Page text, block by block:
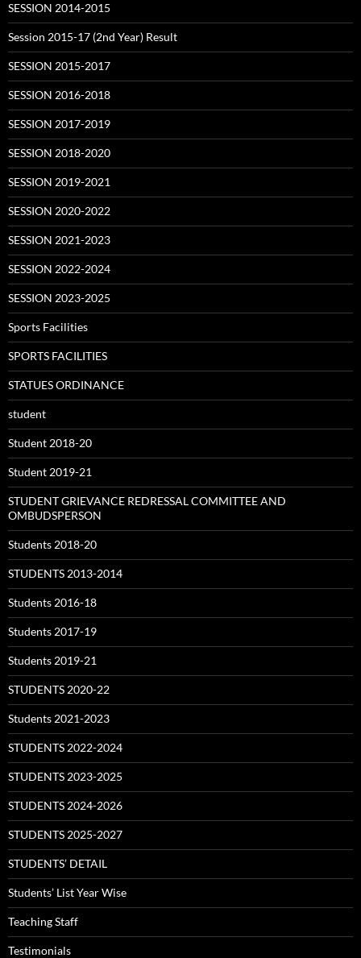
SESSION 2014-2015
Session 2015-17 (2nd Year) Result
SESSION 2015-2017
SESSION 2016-2018
SESSION 2017-2019
SESSION 2018-2020
SESSION 2019-2021
SESSION 2020-2022
SESSION 2021-2023
SESSION 2022-2024
SESSION 2023-2025
Sports Facilities
SPORTS FACILITIES
STATUES ORDINANCE
student
Student 2018-20
Student 2019-21
STUDENT GRIEVANCE REDRESSAL COMMITTEE AND
OMBUDSPERSON
Students 2018-20
STUDENTS 2013-2014
Students 2016-18
Students 2017-19
Students 2019-21
STUDENTS 2020-22
Students 2021-2023
STUDENTS 2022-2024
STUDENTS 2023-2025
STUDENTS 2024-2026
STUDENTS 2025-2027
STUDENTS’ DETAIL
Students’ List Year Wise
Teaching Staff
Testimonials